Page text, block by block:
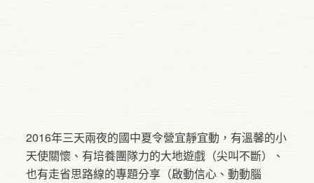
2016年三天兩夜的國中夏令營宜靜宜動，有溫馨的小
天使關懷、有培養團隊力的大地遊戲（尖叫不斷）、
也有走省思路線的專題分享（啟動信心、動動腦